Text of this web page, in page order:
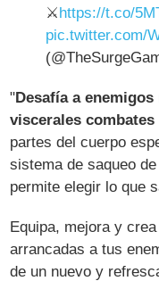
⚔️https://t.co/
pic.twitter.com/
"Desafía a
viscerales
partes del cuerpo
sistema de saqueo
permite elegir lo que
Equipa, mejora y
arrancadas a tus
de un nuevo y